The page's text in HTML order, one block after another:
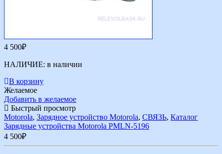
4 500₽
НАЛИЧИЕ: в наличии
В корзину
Желаемое
Добавить в желаемое
Быстрый просмотр
Motorola, Зарядное устройство Motorola, СВЯЗЬ, Каталог
Зарядные устройства Motorola PMLN-5196
4 500₽